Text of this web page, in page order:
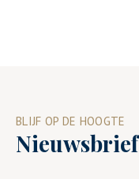
BLIJF OP DE HOOGTE
Nieuwsbrief